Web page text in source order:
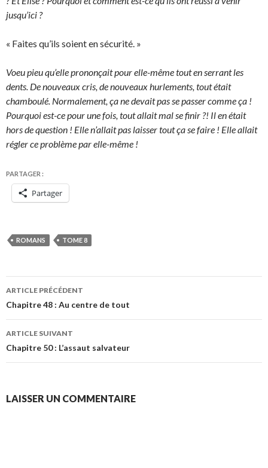
jusqu’ici ?
« Faites qu’ils soient en sécurité. »
Voeu pieu qu’elle prononçait pour elle-même tout en serrant les
dents. De nouveaux cris, de nouveaux hurlements, tout était
chamboulé. Normalement, ça ne devait pas se passer comme ça !
Pourquoi est-ce pour une fois, tout allait mal se finir ?! Il en était
hors de question ! Elle n’allait pas laisser tout ça se faire ! Elle allait
régler ce problème par elle-même !
PARTAGER :
Partager
ROMANS TOME 8
Navigation
des
articles
ARTICLE PRÉCÉDENT
Chapitre 48 : Au centre de tout
ARTICLE SUIVANT
Chapitre 50 : L’assaut salvateur
LAISSER UN COMMENTAIRE